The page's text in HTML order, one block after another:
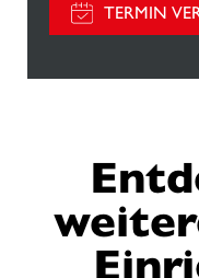
TERMIN